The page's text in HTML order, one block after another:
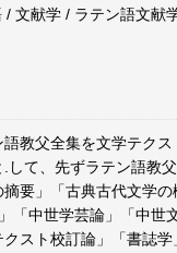
/ 文献学 / ラテン語文献
語教父全集を文学テク
して、先ずラテン語教
摘要」「古典古代文学
「中世学芸論」「中世
クスト校訂論」「書誌